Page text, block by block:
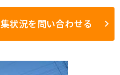
状況を問い合わせる